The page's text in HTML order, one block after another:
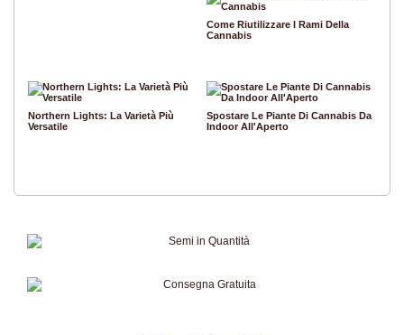
Come Riutilizzare I Rami Della
Cannabis
Northern Lights: La Varietà Più
Versatile
Spostare Le Piante Di Cannabis Da
Indoor All'Aperto